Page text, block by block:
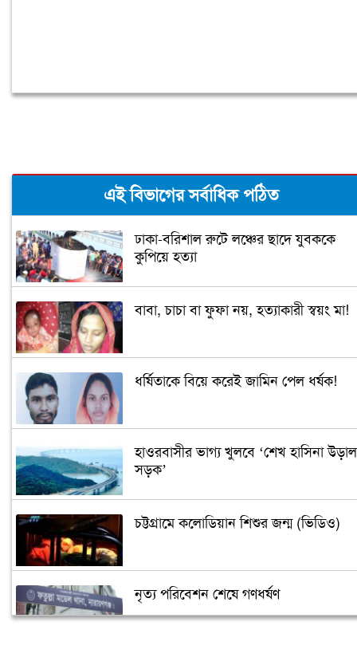
এই বিভাগের সর্বাধিক পঠিত
ঢাকা-বরিশাল রুটে লঞ্চের ছাদে যুবককে
কুপিয়ে হত্যা
বাবা, চাচা বা ফুফা নয়, হত্যাকারী স্বয়ং মা!
ধর্ষিতাকে বিয়ে করেই জামিন পেল ধর্ষক!
হাওরবাসীর ভাগ্য খুলবে ‘শেখ হাসিনা উড়াল
সড়ক’
চট্টগ্রামে কলোডিয়ান শিশুর জন্ম (ভিডিও)
নৃত্য পরিবেশন শেষে গণধর্ষণ